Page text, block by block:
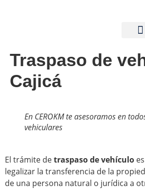
Traspaso de
Cajicá
En CEROKM te asesoramos en
vehiculares
El trámite detraspaso de vehículo
legalizar la transferencia de la
de una persona natural o jurídica a